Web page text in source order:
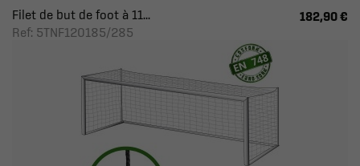
Filet de but de foot à 11...
Ref: 5TNF120185/285
182,90 €